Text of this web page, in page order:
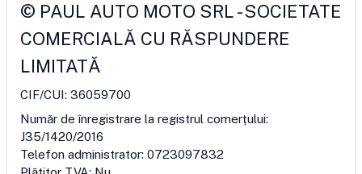
© PAUL AUTO MOTO SRL-SOCIETATE
COMERCIALĂ CU RĂSPUNDERE
LIMITATĂ
CIF/CUI: 36059700
Număr de înregistrare la registrul comerțului:
J35/1420/2016
Telefon administrator: 0723097832